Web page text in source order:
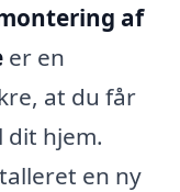
af
er en
at du får
dit hjem.
en ny